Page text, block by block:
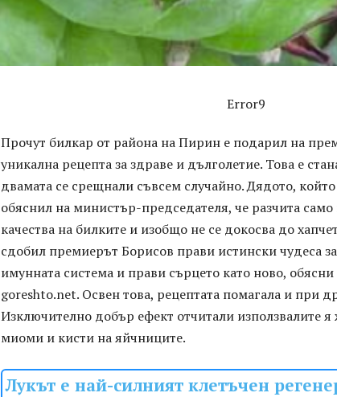
Error9
Прочут билкар от района на Пирин е подарил на
уникална рецепта за здраве и дълголетие. Това е
двамата се срещнали съвсем случайно. Дядото,
обяснил на министър-председателя, че разчита само
качества на билките и изобщо не се докосва до
сдобил премиерът Борисов прави истински чудеса
имунната система и прави сърцето като ново,
goreshto.net. Освен това, рецептата помагала и при
Изключително добър ефект отчитали използвалите
миоми и кисти на яйчниците.
Лукът е най-силният клетъчен